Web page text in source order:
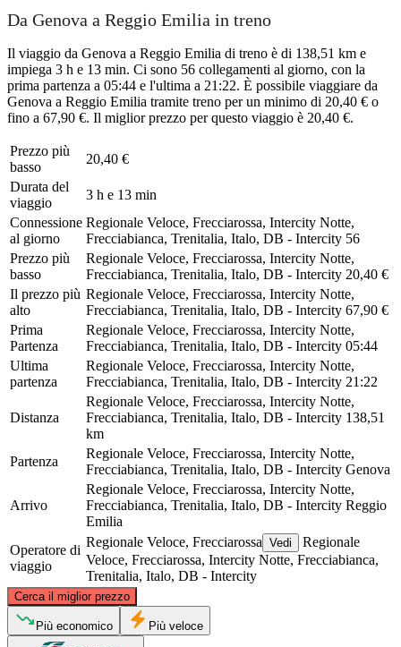
Da Genova a Reggio Emilia in treno
Il viaggio da Genova a Reggio Emilia di treno è di 138,51 km e
impiega 3 h e 13 min. Ci sono 56 collegamenti al giorno, con la
prima partenza a 05:44 e l'ultima a 21:22. È possibile viaggiare da
Genova a Reggio Emilia tramite treno per un minimo di 20,40 € o
fino a 67,90 €. Il miglior prezzo per questo viaggio è 20,40 €.
Prezzo più
basso
20,40 €
Durata del
viaggio
3 h e 13 min
Connessione
al giorno
Regionale Veloce, Frecciarossa, Intercity Notte,
Frecciabianca, Trenitalia, Italo, DB - Intercity 56
Prezzo più
basso
Regionale Veloce, Frecciarossa, Intercity Notte,
Frecciabianca, Trenitalia, Italo, DB - Intercity 20,40 €
Il prezzo più
alto
Regionale Veloce, Frecciarossa, Intercity Notte,
Frecciabianca, Trenitalia, Italo, DB - Intercity 67,90 €
Prima
Partenza
Regionale Veloce, Frecciarossa, Intercity Notte,
Frecciabianca, Trenitalia, Italo, DB - Intercity 05:44
Ultima
partenza
Regionale Veloce, Frecciarossa, Intercity Notte,
Frecciabianca, Trenitalia, Italo, DB - Intercity 21:22
Distanza
Regionale Veloce, Frecciarossa, Intercity Notte,
Frecciabianca, Trenitalia, Italo, DB - Intercity 138,51
km
Partenza
Regionale Veloce, Frecciarossa, Intercity Notte,
Frecciabianca, Trenitalia, Italo, DB - Intercity Genova
Arrivo
Regionale Veloce, Frecciarossa, Intercity Notte,
Frecciabianca, Trenitalia, Italo, DB - Intercity Reggio
Emilia
Operatore di
viaggio
Regionale Veloce, Frecciarossa Vedi
Regionale
Veloce, Frecciarossa, Intercity Notte, Frecciabianca,
Trenitalia, Italo, DB - Intercity
Cerca il miglior prezzo
©CARTO, ©
Più economico Più veloce